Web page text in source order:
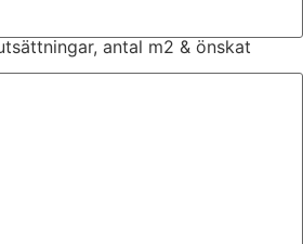
antal m2 & önskat